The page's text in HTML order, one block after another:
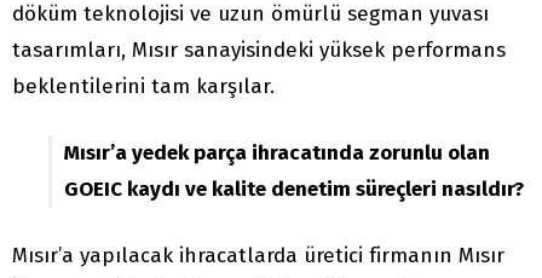
döküm teknolojisi ve uzun ömürlü segman yuvası
tasarımları, Mısır sanayisindeki yüksek performans
beklentilerini tam karşılar.
Mısır’a yedek parça ihracatında zorunlu olan
GOEIC kaydı ve kalite denetim süreçleri nasıldır?
Mısır’a yapılacak ihracatlarda üretici firmanın Mısır